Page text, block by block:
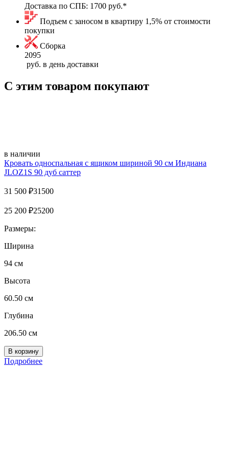
Доставка по СПБ: 1700 руб.*
Подъем с заносом в квартиру 1,5% от стоимости
покупки
Сборка
2095
руб. в день доставки
С этим товаром покупают
в наличии
Кровать односпальная с ящиком шириной 90 см Индиана
JLOZ1S 90 дуб саттер
31 500 ₽31500
25 200 ₽25200
Размеры:
Ширина
94 см
Высота
60.50 см
Глубина
206.50 см
Подробнее